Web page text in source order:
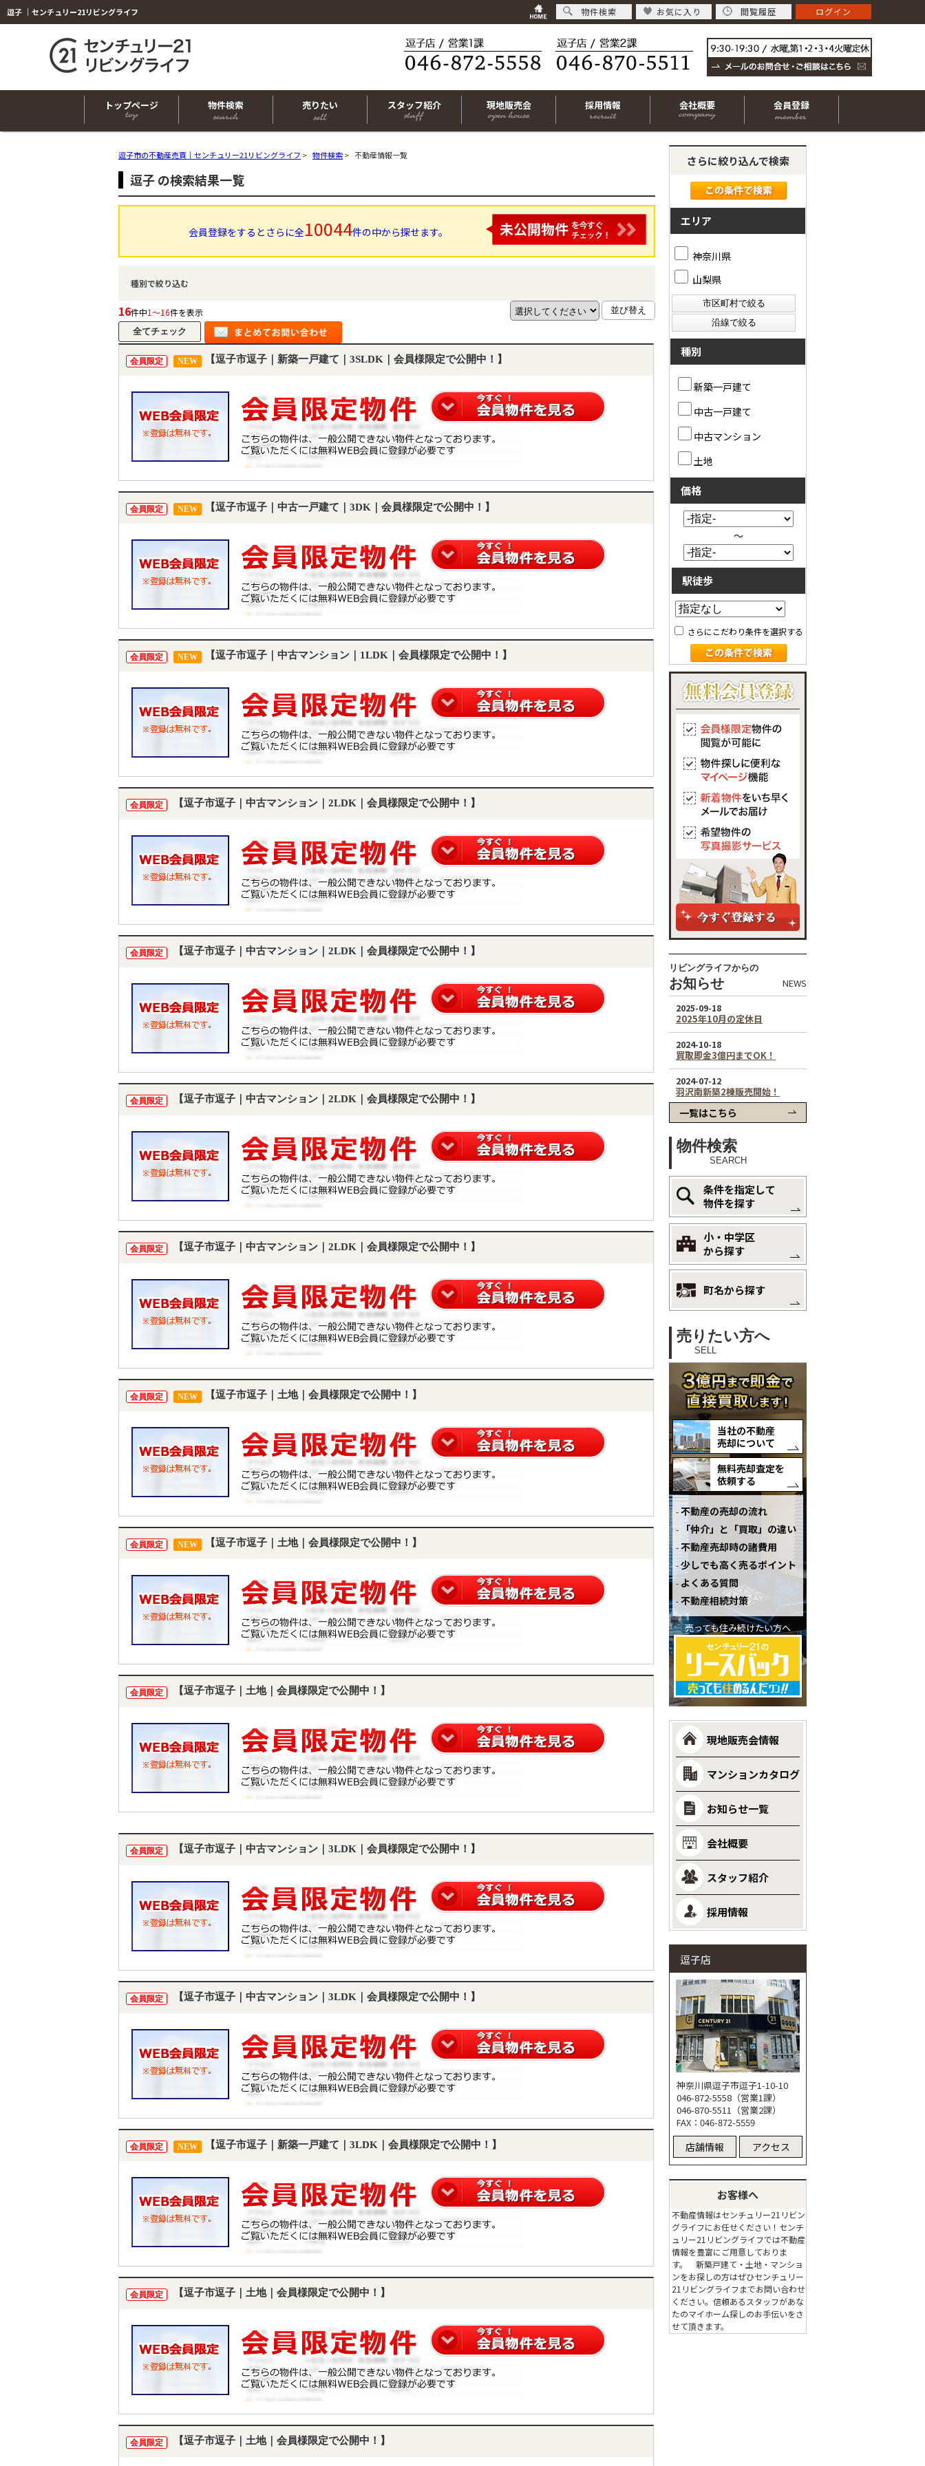
逗子 ｜センチュリー21リビングライフ
トップページ 物件検索 売りたい スタッフ紹介 現地販売会 採用情報 会社概要 会員登録
逗子市の不動産売買｜センチュリー21リビングライフ > 物件検索> 不動産情報一覧
逗子 の検索結果一覧
会員登録をするとさらに全10044件の中から探せます。
種別で絞り込む
16件中1～16件を表示
会員限定 NEW 【逗子市逗子｜新築一戸建て｜3SLDK｜会員様限定で公開中！】
会員限定 NEW 【逗子市逗子｜中古一戸建て｜3DK｜会員様限定で公開中！】
会員限定 NEW 【逗子市逗子｜中古マンション｜1LDK｜会員様限定で公開中！】
会員限定 【逗子市逗子｜中古マンション｜2LDK｜会員様限定で公開中！】
会員限定 【逗子市逗子｜中古マンション｜2LDK｜会員様限定で公開中！】
会員限定 【逗子市逗子｜中古マンション｜2LDK｜会員様限定で公開中！】
会員限定 【逗子市逗子｜中古マンション｜2LDK｜会員様限定で公開中！】
会員限定 NEW 【逗子市逗子｜土地｜会員様限定で公開中！】
会員限定 NEW 【逗子市逗子｜土地｜会員様限定で公開中！】
会員限定 【逗子市逗子｜土地｜会員様限定で公開中！】
会員限定 【逗子市逗子｜中古マンション｜3LDK｜会員様限定で公開中！】
会員限定 【逗子市逗子｜中古マンション｜3LDK｜会員様限定で公開中！】
会員限定 NEW 【逗子市逗子｜新築一戸建て｜3LDK｜会員様限定で公開中！】
会員限定 【逗子市逗子｜土地｜会員様限定で公開中！】
会員限定 【逗子市逗子｜土地｜会員様限定で公開中！】
さらに絞り込んで検索
エリア
神奈川県
山梨県
種別
新築一戸建て
中古一戸建て
中古マンション
土地
価格
～
駅徒歩
さらにこだわり条件を選択する
リビングライフからの
お知らせ NEWS
一覧はこちら
物件検索
SEARCH
条件を指定して
物件を探す
小・中学区
から探す
町名から探す
売りたい方へ
SELL
当社の不動産
売却について
無料売却査定を
依頼する
不動産の売却の流れ
「仲介」と「買取」の違い
不動産売却時の諸費用
少しでも高く売るポイント
よくある質問
不動産相続対策
売っても住み続けたい方へ
現地販売会情報
マンションカタログ
お知らせ一覧
会社概要
スタッフ紹介
採用情報
逗子店
神奈川県逗子市逗子1-10-10
046-872-5558（営業1課）
046-870-5511（営業2課）
FAX：046-872-5559
店舗情報 アクセス
お客様へ
不動産情報はセンチュリー21リビン
グライフにお任せください！センチ
ュリー21リビングライフでは不動産
情報を豊富にご用意しておりま
す。 新築戸建て・土地・マンショ
ンをお探しの方はぜひセンチュリー
21リビングライフまでお問い合わせ
ください。信頼あるスタッフがあな
たのマイホーム探しのお手伝いをさ
せて頂きます。
物件検索 お気に入り 閲覧履歴 ログイン